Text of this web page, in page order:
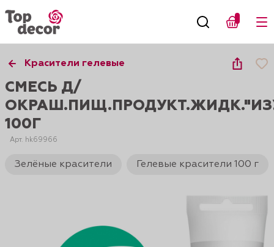
Красители гелевые
СМЕСЬ Д/
100Г
Арт. hk69966
Зелёные красители Гелевые красители 100 г